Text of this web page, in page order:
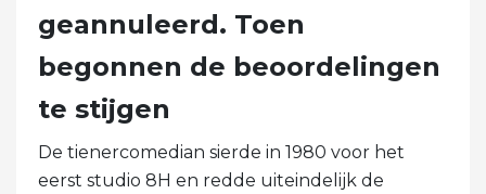
geannuleerd. Toen
begonnen de beoordelingen
te stijgen
De tienercomedian sierde in 1980 voor het
eerst studio 8H en redde uiteindelijk de